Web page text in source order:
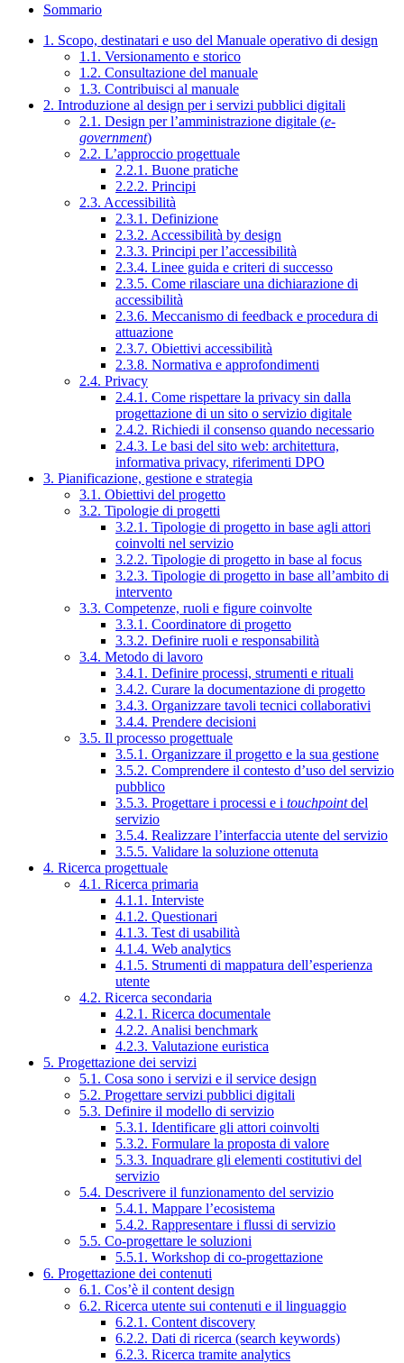
Sommario
1. Scopo, destinatari e uso del Manuale operativo di design
1.1. Versionamento e storico
1.2. Consultazione del manuale
1.3. Contribuisci al manuale
2. Introduzione al design per i servizi pubblici digitali
2.1. Design per l’amministrazione digitale (e-
government)
2.2. L’approccio progettuale
2.2.1. Buone pratiche
2.2.2. Principi
2.3. Accessibilità
2.3.1. Definizione
2.3.2. Accessibilità by design
2.3.3. Principi per l’accessibilità
2.3.4. Linee guida e criteri di successo
2.3.5. Come rilasciare una dichiarazione di
accessibilità
2.3.6. Meccanismo di feedback e procedura di
attuazione
2.3.7. Obiettivi accessibilità
2.3.8. Normativa e approfondimenti
2.4. Privacy
2.4.1. Come rispettare la privacy sin dalla
progettazione di un sito o servizio digitale
2.4.2. Richiedi il consenso quando necessario
2.4.3. Le basi del sito web: architettura,
informativa privacy, riferimenti DPO
3. Pianificazione, gestione e strategia
3.1. Obiettivi del progetto
3.2. Tipologie di progetti
3.2.1. Tipologie di progetto in base agli attori
coinvolti nel servizio
3.2.2. Tipologie di progetto in base al focus
3.2.3. Tipologie di progetto in base all’ambito di
intervento
3.3. Competenze, ruoli e figure coinvolte
3.3.1. Coordinatore di progetto
3.3.2. Definire ruoli e responsabilità
3.4. Metodo di lavoro
3.4.1. Definire processi, strumenti e rituali
3.4.2. Curare la documentazione di progetto
3.4.3. Organizzare tavoli tecnici collaborativi
3.4.4. Prendere decisioni
3.5. Il processo progettuale
3.5.1. Organizzare il progetto e la sua gestione
3.5.2. Comprendere il contesto d’uso del servizio
pubblico
3.5.3. Progettare i processi e i touchpointdel
servizio
3.5.4. Realizzare l’interfaccia utente del servizio
3.5.5. Validare la soluzione ottenuta
4. Ricerca progettuale
4.1. Ricerca primaria
4.1.1. Interviste
4.1.2. Questionari
4.1.3. Test di usabilità
4.1.4. Web analytics
4.1.5. Strumenti di mappatura dell’esperienza
utente
4.2. Ricerca secondaria
4.2.1. Ricerca documentale
4.2.2. Analisi benchmark
4.2.3. Valutazione euristica
5. Progettazione dei servizi
5.1. Cosa sono i servizi e il service design
5.2. Progettare servizi pubblici digitali
5.3. Definire il modello di servizio
5.3.1. Identificare gli attori coinvolti
5.3.2. Formulare la proposta di valore
5.3.3. Inquadrare gli elementi costitutivi del
servizio
5.4. Descrivere il funzionamento del servizio
5.4.1. Mappare l’ecosistema
5.4.2. Rappresentare i flussi di servizio
5.5. Co-progettare le soluzioni
5.5.1. Workshop di co-progettazione
6. Progettazione dei contenuti
6.1. Cos’è il content design
6.2. Ricerca utente sui contenuti e il linguaggio
6.2.1. Content discovery
6.2.2. Dati di ricerca (search keywords)
6.2.3. Ricerca tramite analytics